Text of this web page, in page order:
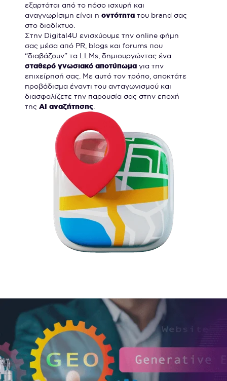
εξαρτάται από το πόσο ισχυρή και
αναγνωρίσιμη είναι η οντότητα του brand σας
στο διαδίκτυο.
Στην Digital4U ενισχύουμε την online φήμη
σας μέσα από PR, blogs και forums που
“διαβάζουν” τα LLMs, δημιουργώντας ένα
σταθερό γνωσιακό αποτύπωμα για την
επιχείρησή σας. Με αυτό τον τρόπο, αποκτάτε
προβάδισμα έναντι του ανταγωνισμού και
διασφαλίζετε την παρουσία σας στην εποχή
της AI αναζήτησης